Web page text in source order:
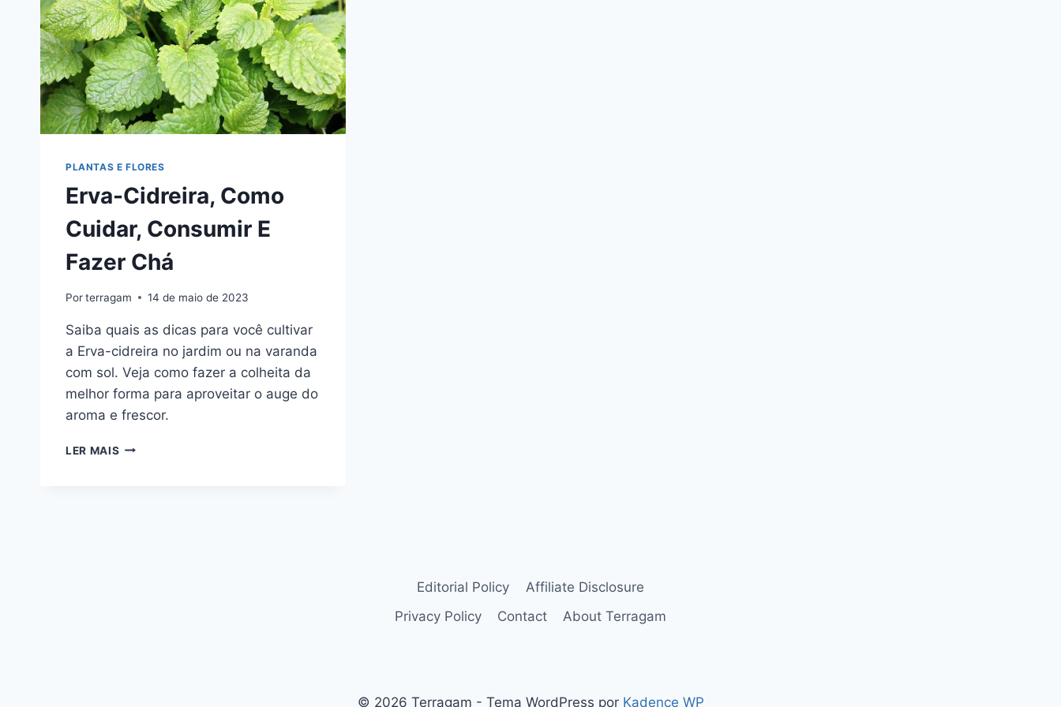
PLANTAS E FLORES
Erva-Cidreira, Como
Cuidar, Consumir E
Fazer Chá
Porterragam 14 de maio de 2023
Saiba quais as dicas para você cultivar
a Erva-cidreira no jardim ou na varanda
com sol. Veja como fazer a colheita da
melhor forma para aproveitar o auge do
aroma e frescor.
LER MAIS ERVA-
Editorial Policy
Affiliate Disclosure
Privacy Policy
Contact About Terragam
© 2026 Terragam - Tema WordPress por Kadence WP